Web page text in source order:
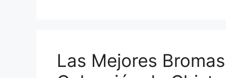
Las Mejores